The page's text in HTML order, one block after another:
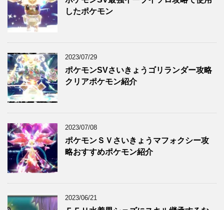
したポケモン
2023/07/29
ポケモンSVさいきょうゴリランダー攻略
クリアポケモン紹介
2023/07/08
ポケモンＳＶさいきょうマフォクシー攻
略おすすめポケモン紹介
2023/06/21